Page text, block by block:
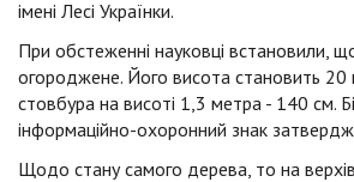
імені Лесі Українки.
При обстеженні науковці встановили,
огороджене. Його висота становить 20
стовбура на висоті 1,3 метра - 140 см.
інформаційно-охоронний знак
Щодо стану самого дерева, то на